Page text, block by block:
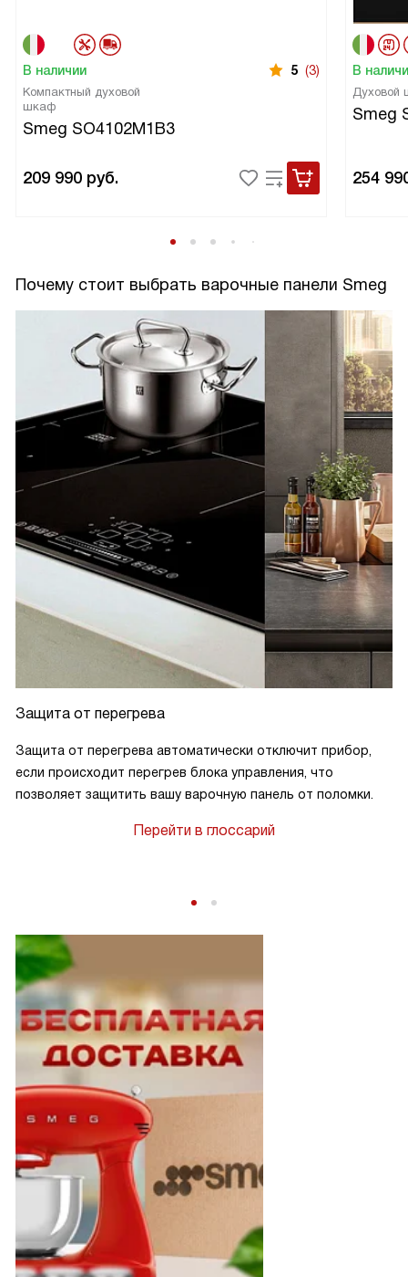
В наличии 5 (3)
Компактный духовой
шкаф
Smeg SO4102M1B3
209 990 руб.
В
Духовой
Smeg
254
Почему стоит выбрать варочные панели Smeg
Защита от перегрева
Защита от перегрева автоматически отключит прибор,
если происходит перегрев блока управления, что
позволяет защитить вашу варочную панель от поломки.
Перейти в глоссарий